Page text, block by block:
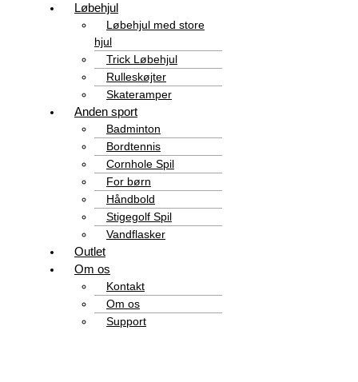
Løbehjul
Løbehjul med store
hjul
Trick Løbehjul
Rulleskøjter
Skateramper
Anden sport
Badminton
Bordtennis
Cornhole Spil
For børn
Håndbold
Stigegolf Spil
Vandflasker
Outlet
Om os
Kontakt
Om os
Support